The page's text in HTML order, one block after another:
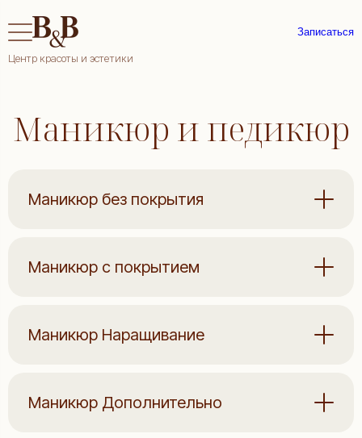
Записаться
Центр красоты и эстетики
Маникюр и педикюр
Маникюр без покрытия
Маникюр с покрытием
Маникюр Наращивание
Маникюр Дополнительно